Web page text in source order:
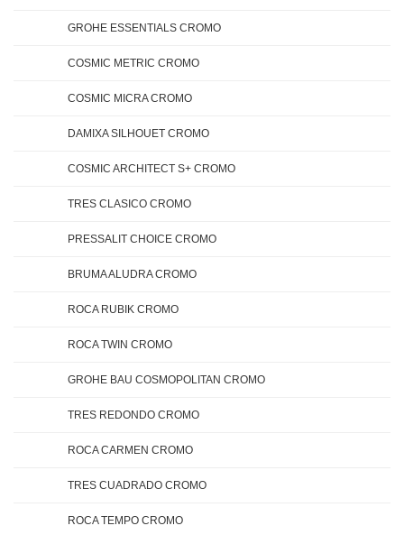
GROHE ESSENTIALS CROMO
COSMIC METRIC CROMO
COSMIC MICRA CROMO
DAMIXA SILHOUET CROMO
COSMIC ARCHITECT S+ CROMO
TRES CLASICO CROMO
PRESSALIT CHOICE CROMO
BRUMA ALUDRA CROMO
ROCA RUBIK CROMO
ROCA TWIN CROMO
GROHE BAU COSMOPOLITAN CROMO
TRES REDONDO CROMO
ROCA CARMEN CROMO
TRES CUADRADO CROMO
ROCA TEMPO CROMO